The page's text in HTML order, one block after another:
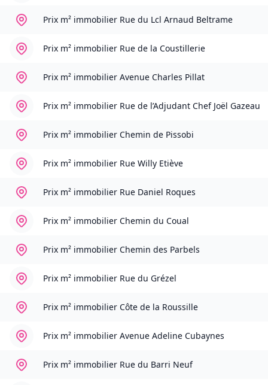
Prix m² immobilier Rue du Lcl Arnaud Beltrame
Prix m² immobilier Rue de la Coustillerie
Prix m² immobilier Avenue Charles Pillat
Prix m² immobilier Rue de l’Adjudant Chef Joël Gazeau
Prix m² immobilier Chemin de Pissobi
Prix m² immobilier Rue Willy Etiève
Prix m² immobilier Rue Daniel Roques
Prix m² immobilier Chemin du Coual
Prix m² immobilier Chemin des Parbels
Prix m² immobilier Rue du Grézel
Prix m² immobilier Côte de la Roussille
Prix m² immobilier Avenue Adeline Cubaynes
Prix m² immobilier Rue du Barri Neuf